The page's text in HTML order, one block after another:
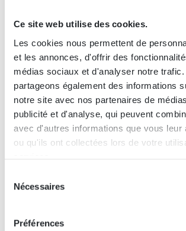
Ce site web utilise des cookies.
Les cookies nous permettent de
et les annonces, d'offrir des
médias sociaux et d'analyser notre trafic.
partageons également des informations
notre site avec nos partenaires de
publicité et d'analyse, qui peuvent
avec d'autres informations que vous leur
ou qu'ils ont collectées lors de votre
Nécessaires
Préférences
pour lesquelles je n’avais pas à ce
Pendant ces trois premiers mois, j’ai
cependant beaucoup de moments de
clairvoyance, particulièrement au
vannes. Sur la ligne de production, je
comprenais pas les différences entre
modèle, puis quand est venu le
vendre en combinaison avec un
tout est soudain devenu beaucoup
Il est vrai qu’en un mois on ne peut
lui avons demandé ce qu’il avait